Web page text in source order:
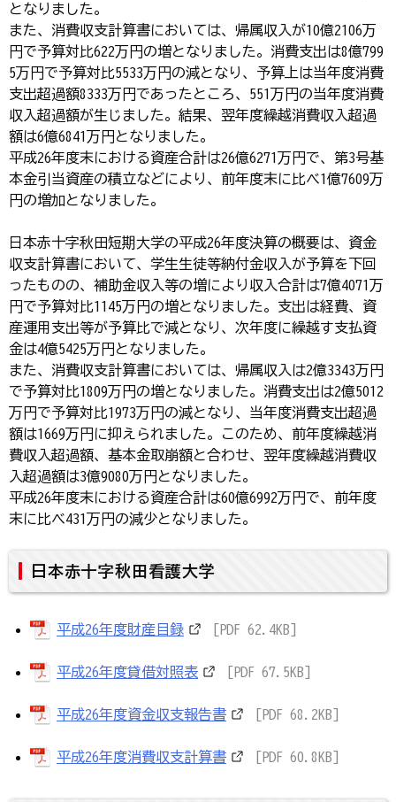
となりました。
また、消費収支計算書においては、帰属収入が10億2106万
円で予算対比622万円の増となりました。消費支出は8億799
5万円で予算対比5533万円の減となり、予算上は当年度消費
支出超過額8333万円であったところ、551万円の当年度消費
収入超過額が生じました。結果、翌年度繰越消費収入超過
額は6億6841万円となりました。
平成26年度末における資産合計は26億6271万円で、第3号基
本金引当資産の積立などにより、前年度末に比べ1億7609万
円の増加となりました。
日本赤十字秋田短期大学の平成26年度決算の概要は、資金
収支計算書において、学生生徒等納付金収入が予算を下回
ったものの、補助金収入等の増により収入合計は7億4071万
円で予算対比1145万円の増となりました。支出は経費、資
産運用支出等が予算比で減となり、次年度に繰越す支払資
金は4億5425万円となりました。
また、消費収支計算書においては、帰属収入は2億3343万円
で予算対比1809万円の増となりました。消費支出は2億5012
万円で予算対比1973万円の減となり、当年度消費支出超過
額は1669万円に抑えられました。このため、前年度繰越消
費収入超過額、基本金取崩額と合わせ、翌年度繰越消費収
入超過額は3億9080万円となりました。
平成26年度末における資産合計は60億6992万円で、前年度
末に比べ431万円の減少となりました。
日本赤十字秋田看護大学
平成26年度財産目録 [PDF 62.4KB]
平成26年度貸借対照表 [PDF 67.5KB]
平成26年度資金収支報告書 [PDF 68.2KB]
平成26年度消費収支計算書 [PDF 60.8KB]